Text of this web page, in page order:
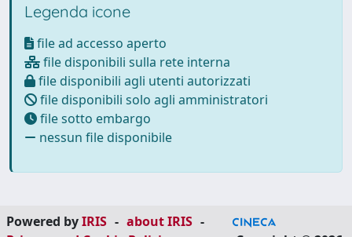
Legenda icone
file ad accesso aperto
file disponibili sulla rete interna
file disponibili agli utenti autorizzati
file disponibili solo agli amministratori
file sotto embargo
nessun file disponibile
Powered byIRIS - about IRIS -